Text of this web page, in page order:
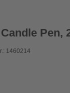
Pen,
1460214